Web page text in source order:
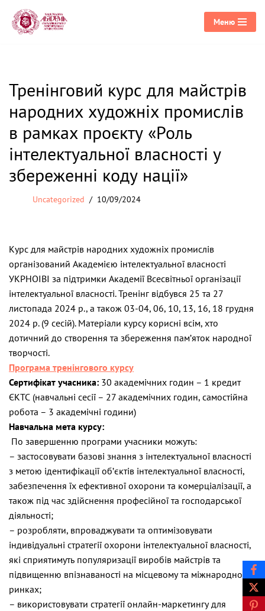
Перейти
Меню
Тренінговий курс для майстрів
народних художніх промислів
в рамках проєкту «Роль
інтелектуальної власності у
збереженні коду нації»
Uncategorized 10/09/2024
Курс для майстрів народних художніх промислів
організований Академією інтелектуальної власності
УКРНОІВІ за підтримки Академії Всесвітньої організації
інтелектуальної власності. Тренінг відбувся 25 та 27
листопада 2024 р., а також 03-04, 06, 10, 13, 16, 18 грудня
2024 р. (9 сесій). Матеріали курсу корисні всім, хто
дотичний до створення та збереження пам’яток народної
творчості.
Програма тренінгового курсу
Сертифікат учасника: 30 академічних годин – 1 кредит
ЄКТС (навчальні сесії – 27 академічних годин, самостійна
робота – 3 академічні години)
Навчальна мета курсу:
По завершенню програми учасники можуть:
– застосовувати базові знання з інтелектуальної власності
з метою ідентифікації об’єктів інтелектуальної власності,
забезпечення їх ефективної охорони та комерціалізації, а
також під час здійснення професійної та господарської
діяльності;
– розробляти, впроваджувати та оптимізовувати
індивідуальні стратегії охорони інтелектуальної власності,
які сприятимуть популяризації виробів майстрів та
підвищенню впізнаваності на місцевому та міжнародному
ринках;
– використовувати стратегії онлайн-маркетингу для